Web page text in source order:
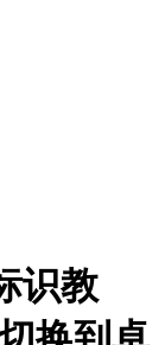
识教